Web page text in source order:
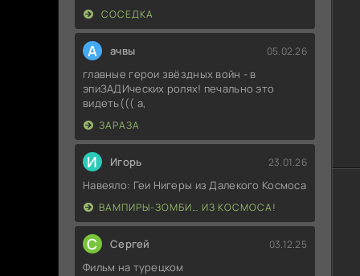
СОСЕДКА
А ачвы 05.02.26
главные герои звёздных войн - в
эпиЗАДИческих ролях! печально это
видеть((( а,
ЗАРАЗА
И Игорь 23.01.26
Навеяло: Геи Нигеры из Далекого Космоса
ВАМПИРЫ-ЗОМБИ… ИЗ КОСМОСА!
С Сергей 03.12.25
Фильм на турецком